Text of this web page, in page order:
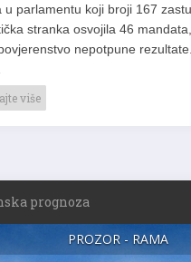
u parlamentu koji broji 167
stranka osvojila 46
nepotpune
više
prognoza
PROZOR - RAMA